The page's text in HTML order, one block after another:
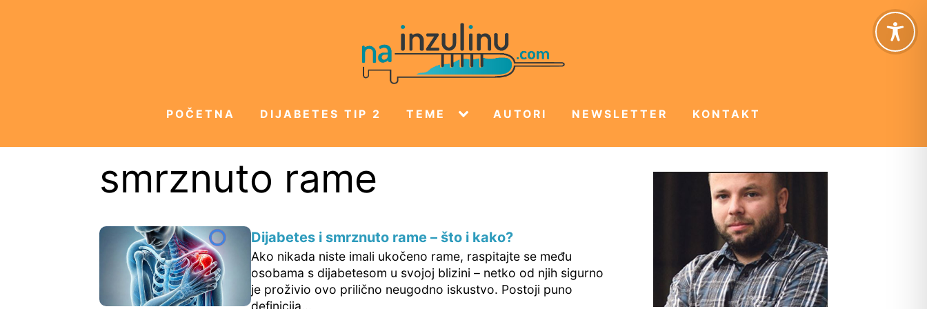
POČETNA DIJABETES TIP 2 TEME AUTORI NEWSLETTER KONTAKT
smrznuto rame
Dijabetes i smrznuto rame – što i kako?
Ako nikada niste imali ukočeno rame, raspitajte se među
osobama s dijabetesom u svojoj blizini – netko od njih sigurno
je proživio ovo prilično neugodno iskustvo. Postoji puno
definicija...